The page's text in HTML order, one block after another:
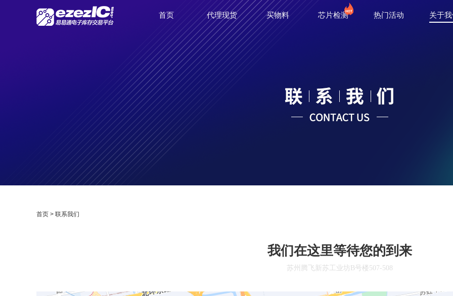
首页 代理现货 买物料 芯片检测 热门活动 关于
首页 > 联系我们
我们在这里等待您的到来
苏州腾飞新苏工业坊B号楼507-508